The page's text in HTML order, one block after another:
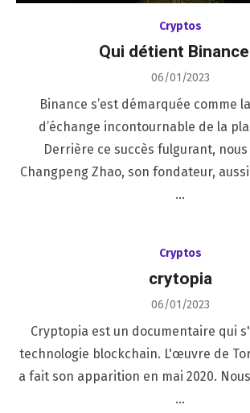
Cryptos
Qui détient
Posted
06/01/2023
Binance s’est démarquée comme
d’échange incontournable de la
Derrière ce succès fulgurant,
Changpeng Zhao, son fondateur,
…
Cryptos
crytopia
Posted
06/01/2023
Cryptopia est un documentaire qui
technologie blockchain. L'œuvre de
a fait son apparition en mai 2020.
…